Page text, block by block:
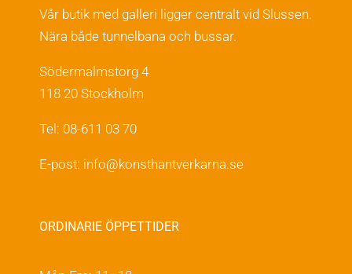
Vår butik med galleri ligger centralt vid Slussen.
Nära både tunnelbana och bussar.
Södermalmstorg 4
118 20 Stockholm
Tel: 08-611 03 70
E-post: info@konsthantverkarna.se
ORDINARIE ÖPPETTIDER